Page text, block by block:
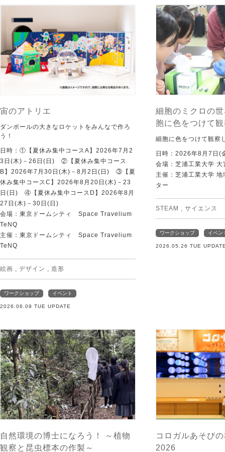
宙のアトリエ
ダンボールの大きなロケットをみんなで作ろ
う！
日時：①【夏休み集中コースA】2026年7月2
3日(木)－26日(日) ②【夏休み集中コース
B】2026年7月30日(木)－8月2日(日) ③【夏
休み集中コースC】2026年8月20日(木)－23
日(日) ④【夏休み集中コースD】2026年8月
27日(木)－30日(日)
会場：東京ドームシティ Space Travelium
TeNQ
主催：東京ドームシティ Space Travelium
TeNQ
絵画 デザイン 造形
ワークショップ イベント
2026.06.09 TUE UPDATE
細胞のミクロの
胞に色をつけて
細胞に色をつけて観察
日時：2026年8月7日(
会場：芝浦工業大学 大
主催：芝浦工業大学
ター
STEAM サイエンス
ワークショップ イベン
2026.05.26 TUE
自然環境の博士になろう！ ～植物
観察と昆虫標本の作製～
コロガルあそび
2026